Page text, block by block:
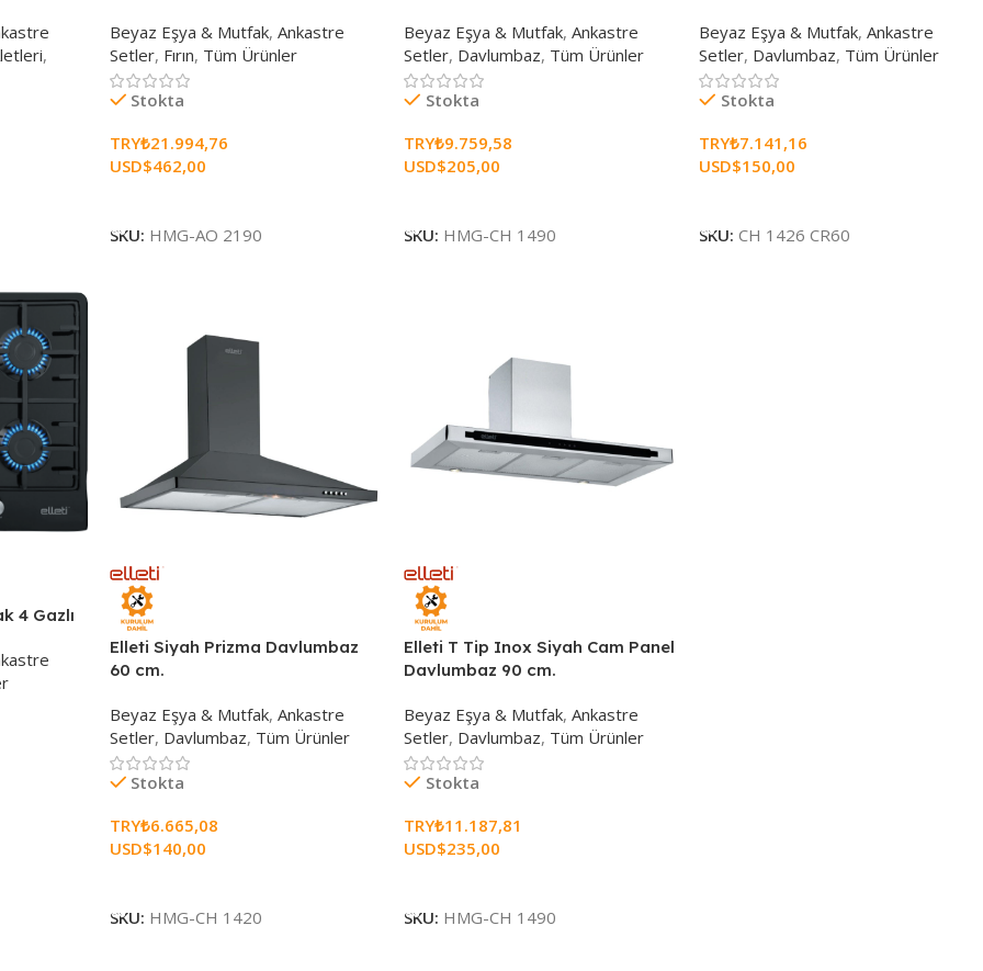
,
Beyaz Eşya & Mutfak, Ankastre
Setler, Fırın, Tüm Ürünler
Stokta
TRY₺21.994,76
USD$462,00
SKU: HMG-AO 2190
Beyaz Eşya & Mutfak, Ankastre
Setler, Davlumbaz, Tüm Ürünler
Stokta
TRY₺9.759,58
USD$205,00
SKU: HMG-CH 1490
Beyaz Eşya & Mutfak, Ankastre
Setler, Davlumbaz, Tüm Ürünler
Stokta
TRY₺7.141,16
USD$150,00
SKU:CH 1426 CR60
4 Gazlı
Elleti Siyah Prizma Davlumbaz
60 cm.
Beyaz Eşya & Mutfak, Ankastre
Setler, Davlumbaz, Tüm Ürünler
Stokta
TRY₺6.665,08
USD$140,00
SKU: HMG-CH 1420
Elleti T Tip Inox Siyah Cam Panel
Davlumbaz 90 cm.
Beyaz Eşya & Mutfak, Ankastre
Setler, Davlumbaz, Tüm Ürünler
Stokta
TRY₺11.187,81
USD$235,00
SKU: HMG-CH 1490